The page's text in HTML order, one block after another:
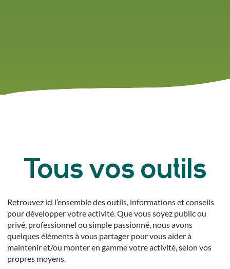
Tous vos outils
Retrouvez ici l’ensemble des outils, informations et conseils
pour développer votre activité. Que vous soyez public ou
privé, professionnel ou simple passionné, nous avons
quelques éléments à vous partager pour vous aider à
maintenir et/ou monter en gamme votre activité, selon vos
propres moyens.